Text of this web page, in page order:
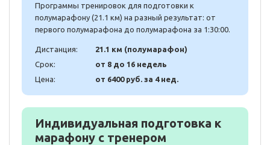
Программы тренировок для подготовки к
полумарафону (21.1 км) на разный результат: от
первого полумарафона до полумарафона за 1:30:00.
Дистанция:
21.1 км (полумарафон)
Срок:
от 8 до 16 недель
Цена:
от 6400 руб. за 4 нед.
Индивидуальная подготовка к
марафону с тренером